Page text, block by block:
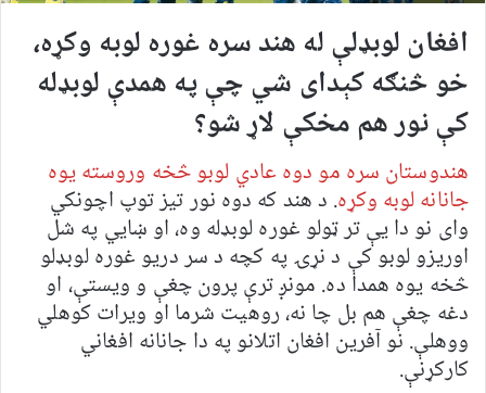
افغان لوبډلې له هند سره غوره لوبه وکړه،
خو څنګه کېدای شي چې په همدې لوبډله
کې نور هم مخکې لاړ شو؟
هندوستان سره مو دوه عادي لوبو څخه وروسته یوه
جانانه لوبه وکړه. د هند که دوه نور تیز توپ اچونکي
وای نو دا یې تر ټولو غوره لوبډله وه، او ښايي په شل
اوریزو لوبو کې د نړۍ په کچه د سر دریو غوره لوبډلو
څخه یوه همدا ده. مونږ ترې پرون چغې و ویستې، او
دغه چغې هم بل چا نه، روهیت شرما او ویرات کوهلي
ووهلې. نو آفرین افغان اتلانو په دا جانانه افغاني
کارکړنې.